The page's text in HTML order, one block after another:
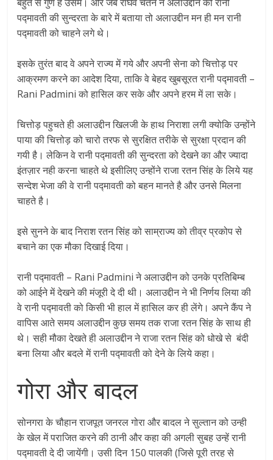
पद्मावती की सुन्दरता के बारे में बताया तो अलाउद्दीन मन ही मन रानी
पद्मावती को चाहने लगे थे।
इसके तुरंत बाद वे अपने राज्य में गये और अपनी सेना को चित्तोड़ पर
आक्रमण करने का आदेश दिया, ताकि वे बेहद खुबसूरत रानी पद्मावती –
Rani Padmini को हासिल कर सके और अपने हरम में ला सके।
चित्तोड़ पहुचते ही अलाउद्दीन खिलजी के हाथ निराशा लगी क्योकि उन्होंने
पाया की चित्तोड़ को चारो तरफ से सुरक्षित तरीके से सुरक्षा प्रदान की
गयी है। लेकिन वे रानी पद्मावती की सुन्दरता को देखने का और ज्यादा
इंतज़ार नही करना चाहते थे इसीलिए उन्होंने राजा रतन सिंह के लिये यह
सन्देश भेजा की वे रानी पद्मावती को बहन मानते है और उनसे मिलना
चाहते है।
इसे सुनने के बाद निराश रतन सिंह को साम्राज्य को तीव्र प्रकोप से
बचाने का एक मौका दिखाई दिया।
रानी पद्मावती – Rani Padmini ने अलाउद्दीन को उनके प्रतिबिम्ब
को आईने में देखने की मंजूरी दे दी थी। अलाउद्दीन ने भी निर्णय लिया की
वे रानी पद्मावती को किसी भी हाल में हासिल कर ही लेंगे। अपने कैंप ने
वापिस आते समय अलाउद्दीन कुछ समय तक राजा रतन सिंह के साथ ही
थे। सही मौका देखते ही अलाउद्दीन ने राजा रतन सिंह को धोखे से बंदी
बना लिया और बदले में रानी पद्मावती को देने के लिये कहा।
गोरा और बादल
सोनगरा के चौहान राजपूत जनरल गोरा और बादल ने सुल्तान को उन्ही
के खेल में पराजित करने की ठानी और कहा की अगली सुबह उन्हें रानी
पद्मावती दे दी जायेंगी। उसी दिन 150 पालकी (जिसे पूरी तरह से